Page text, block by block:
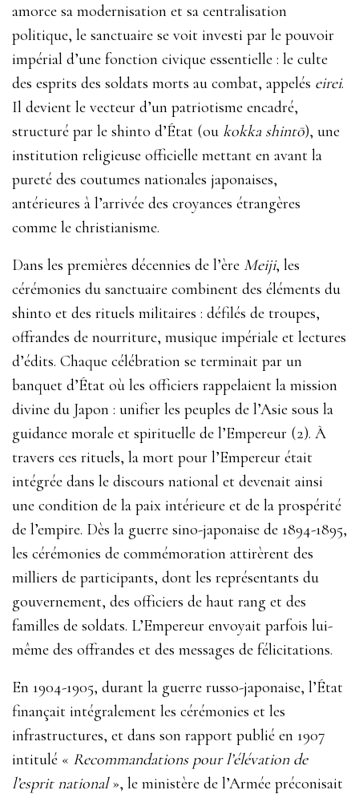
amorce sa modernisation et sa centralisation
politique, le sanctuaire se voit investi par le pouvoir
impérial d’une fonction civique essentielle : le culte
des esprits des soldats morts au combat, appelés eirei.
Il devient le vecteur d’un patriotisme encadré,
structuré par le shinto d’État (ou kokka shintō), une
institution religieuse officielle mettant en avant la
pureté des coutumes nationales japonaises,
antérieures à l’arrivée des croyances étrangères
comme le christianisme.
Dans les premières décennies de l’ère Meiji, les
cérémonies du sanctuaire combinent des éléments du
shinto et des rituels militaires : défilés de troupes,
offrandes de nourriture, musique impériale et lectures
d’édits. Chaque célébration se terminait par un
banquet d’État où les officiers rappelaient la mission
divine du Japon : unifier les peuples de l’Asie sous la
guidance morale et spirituelle de l’Empereur (2). À
travers ces rituels, la mort pour l’Empereur était
intégrée dans le discours national et devenait ainsi
une condition de la paix intérieure et de la prospérité
de l’empire. Dès la guerre sino-japonaise de 1894-1895,
les cérémonies de commémoration attirèrent des
milliers de participants, dont les représentants du
gouvernement, des officiers de haut rang et des
familles de soldats. L’Empereur envoyait parfois lui-
même des offrandes et des messages de félicitations.
En 1904-1905, durant la guerre russo-japonaise, l’État
finançait intégralement les cérémonies et les
infrastructures, et dans son rapport publié en 1907
intitulé « Recommandations pour l’élévation de
l’esprit national», le ministère de l’Armée préconisait